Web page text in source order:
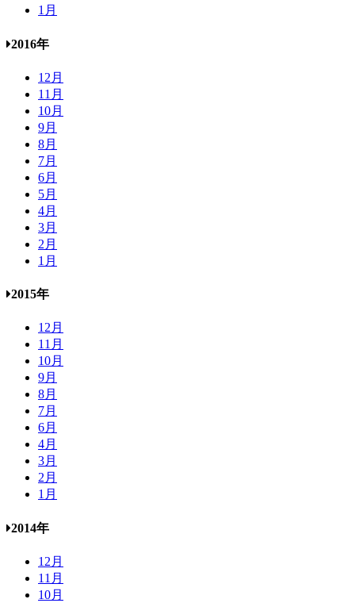
1月
2016年
12月
11月
10月
9月
8月
7月
6月
5月
4月
3月
2月
1月
2015年
12月
11月
10月
9月
8月
7月
6月
4月
3月
2月
1月
2014年
12月
11月
10月